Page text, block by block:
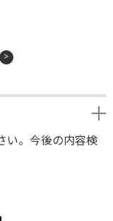
い。今後の内容検